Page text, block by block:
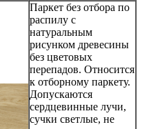
Паркет без отбора по
распилу с
натуральным
рисунком древесины
без цветовых
перепадов. Относится
к отборному паркету.
Допускаются
сердцевинные лучи,
сучки светлые, не